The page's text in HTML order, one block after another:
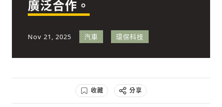
快速連結
經濟
科技
廣泛合作。
Nov 21, 2025 汽車 環保科技
收藏 分享